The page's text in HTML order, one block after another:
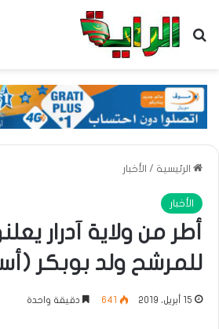
بحث عن
الرئيسية / الأخبار
الأخبار
أطر من ولاية آدرار
للمرشح ولد بوبكر
15 أبريل، 2019 641 دقيقة واحدة